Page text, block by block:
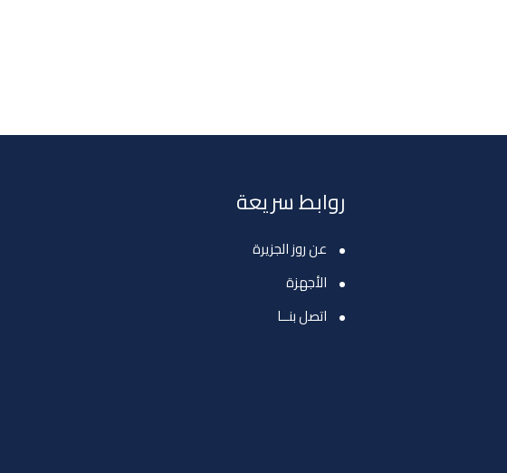
روابط سريعة
عن روز الجزيرة
الأجهزة
اتصل بنــا